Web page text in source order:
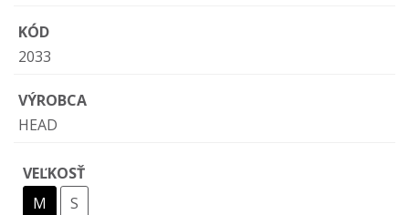
KÓD
2033
VÝROBCA
HEAD
VEĽKOSŤ
M
S